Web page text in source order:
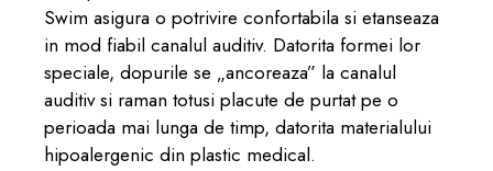
Swim asigura o potrivire confortabila si etanseaza
in mod fiabil canalul auditiv. Datorita formei lor
speciale, dopurile se „ancoreaza” la canalul
auditiv si raman totusi placute de purtat pe o
perioada mai lunga de timp, datorita materialului
hipoalergenic din plastic medical.